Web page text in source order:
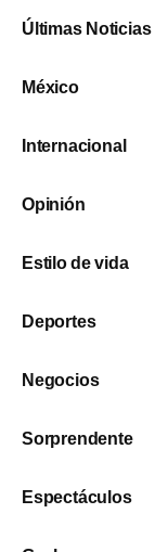
Últimas Noticias
México
Internacional
Opinión
Estilo de vida
Deportes
Negocios
Sorprendente
Espectáculos